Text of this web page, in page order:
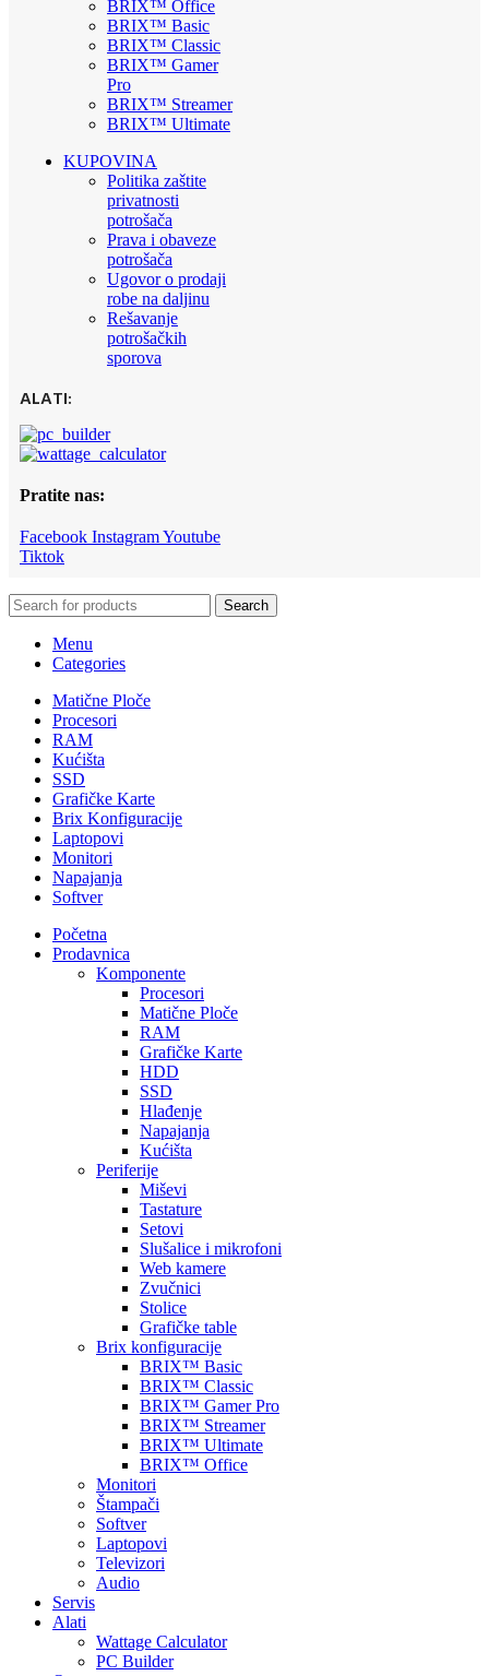
BRIX™ Office
BRIX™ Basic
BRIX™ Classic
BRIX™ Gamer
Pro
BRIX™ Streamer
BRIX™ Ultimate
KUPOVINA
Politika zaštite
privatnosti
potrošača
Prava i obaveze
potrošača
Ugovor o prodaji
robe na daljinu
Rešavanje
potrošačkih
sporova
ALATI:
Pratite nas:
Facebook InstagramYoutube
Tiktok
Search
Menu
Categories
Matične Ploče
Procesori
RAM
Kućišta
SSD
Grafičke Karte
Brix Konfiguracije
Laptopovi
Monitori
Napajanja
Softver
Početna
Prodavnica
Komponente
Procesori
Matične Ploče
RAM
Grafičke Karte
HDD
SSD
Hlađenje
Napajanja
Kućišta
Periferije
Miševi
Tastature
Setovi
Slušalice i mikrofoni
Web kamere
Zvučnici
Stolice
Grafičke table
Brix konfiguracije
BRIX™ Basic
BRIX™ Classic
BRIX™ Gamer Pro
BRIX™ Streamer
BRIX™ Ultimate
BRIX™ Office
Monitori
Štampači
Softver
Laptopovi
Televizori
Audio
Servis
Alati
Wattage Calculator
PC Builder